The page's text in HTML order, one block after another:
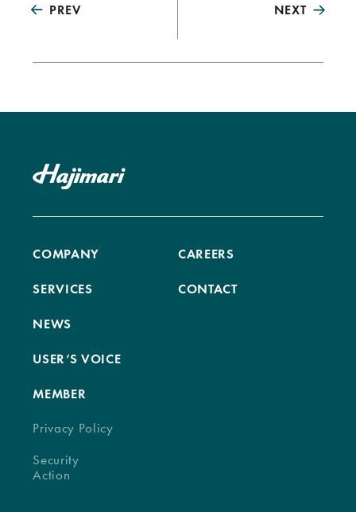
PREV NEXT
COMPANY
SERVICES
NEWS
USER’S VOICE
MEMBER
CAREERS
CONTACT
Privacy Policy
Security
Action